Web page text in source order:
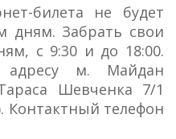
билета не будет
дням. Забрать свои
с 9:30 и до 18:00.
м. Майдан
Шевченка 7/1
Контактный телефон